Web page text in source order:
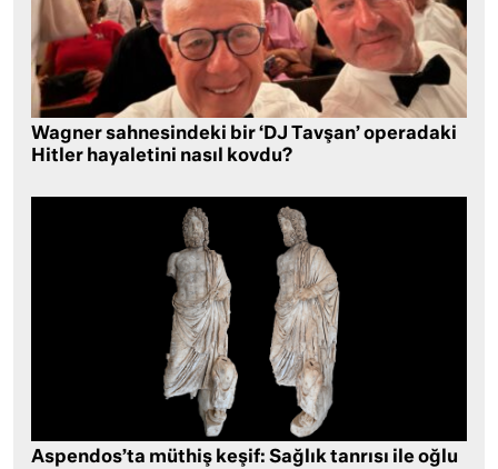
Wagner sahnesindeki bir ‘DJ Tavşan’ operadaki
Hitler hayaletini nasıl kovdu?
Aspendos’ta müthiş keşif: Sağlık tanrısı ile oğlu